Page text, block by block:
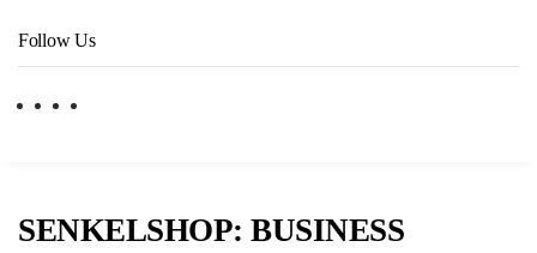
Follow Us
SENKELSHOP: BUSINESS